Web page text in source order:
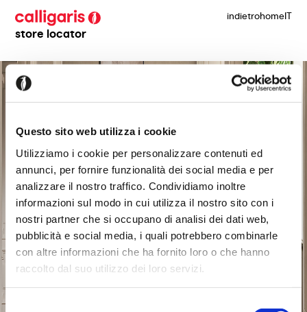
Questo sito web utilizza i cookie
Utilizziamo i cookie per personalizzare contenuti ed
annunci, per fornire funzionalità dei social media e per
analizzare il nostro traffico. Condividiamo inoltre
informazioni sul modo in cui utilizza il nostro sito con i
nostri partner che si occupano di analisi dei dati web,
pubblicità e social media, i quali potrebbero combinarle
con altre informazioni che ha fornito loro o che hanno
raccolto dal suo utilizzo dei loro servizi.
Selezione
store locator
indietrohomeIT